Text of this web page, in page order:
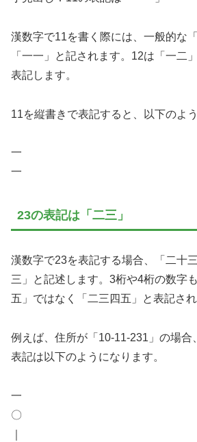
漢数字で11を書く際には、一般的な
「一一」と記されます。12は「一二
表記します。
11を縦書きで表記すると、以下のよ
一
一
23の表記は「二三」
漢数字で23を表記する場合、「二十
三」と記述します。3桁や4桁の数字
五」ではなく「二三四五」と表記さ
例えば、住所が「10-11-231」の場合
表記は以下のようになります。
一
〇